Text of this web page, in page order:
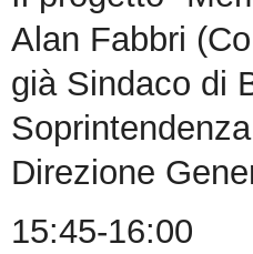
Alan Fabbri
già Sindaco di
Direzione
15:45-16:00